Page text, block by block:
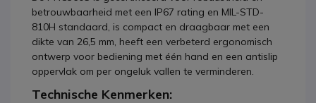
betrouwbaarheid met een IP67 rating en MIL-STD-
810H standaard, is compact en draagbaar met een
dikte van 26,5 mm, heeft een verbeterd ergonomisch
ontwerp voor bediening met één hand en een antislip
oppervlak om per ongeluk vallen te verminderen.
Technische Kenmerken: